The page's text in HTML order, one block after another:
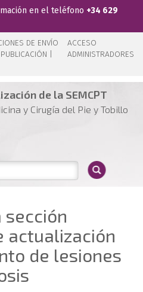
en el teléfono +34 629
DE ENVÍO
|
ACCESO
ADMINISTRADORES
de la SEMCPT
y Cirugía del Pie y Tobillo
actualización
de lesiones